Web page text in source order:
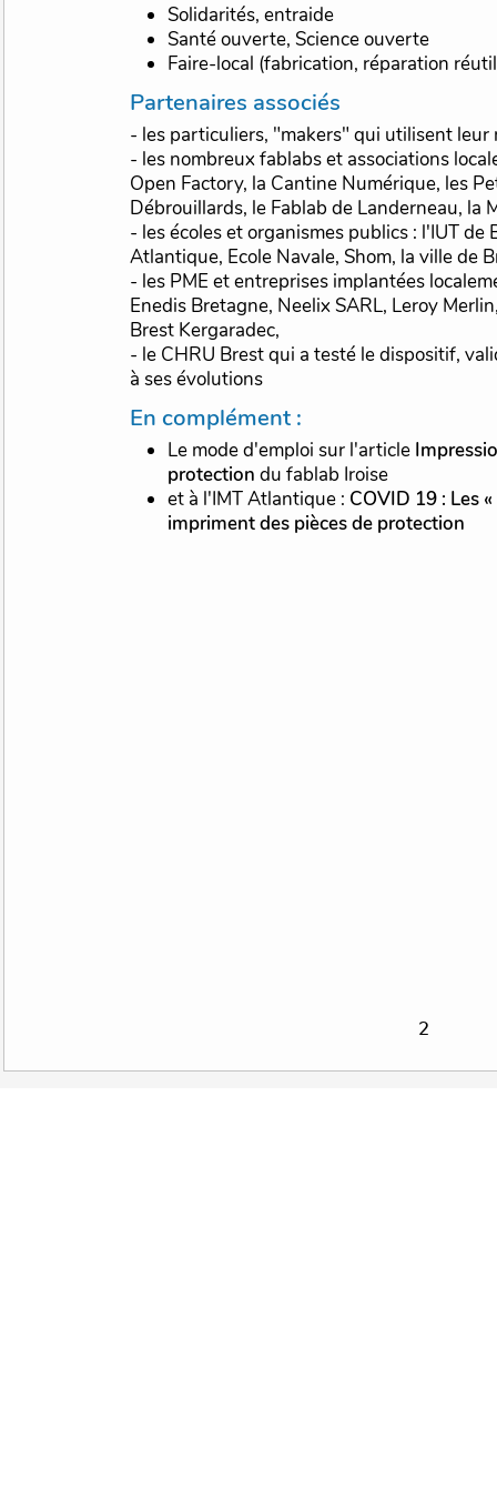
Solidarités, entraide
Santé ouverte, Science ouverte
Faire-local (fabrication, réparation
Partenaires associés
- les particuliers, "makers" qui utilisent leur
- les nombreux fablabs et associations
Open Factory, la Cantine Numérique, les
Débrouillards, le Fablab de Landerneau, la
- les écoles et organismes publics : l'IUT de
Atlantique, Ecole Navale, Shom, la ville de
- les PME et entreprises implantées
Enedis Bretagne, Neelix SARL, Leroy
Brest Kergaradec,
- le CHRU Brest qui a testé le dispositif,
à ses évolutions
En complément :
Le mode d'emploi sur l'article
protection du fablab Iroise
et à l'IMT Atlantique : COVID 19 : Les
impriment des pièces de protection